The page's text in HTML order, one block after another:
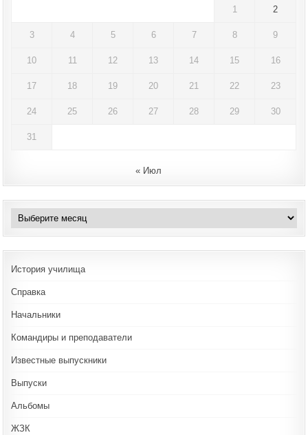
1 2
3 4 5 6 7 8 9
10 11 12 13 14 15 16
17 18 19 20 21 22 23
24 25 26 27 28 29 30
31
« Июл
Архивы
История училища
Справка
Начальники
Командиры и преподаватели
Известные выпускники
Выпуски
Альбомы
ЖЗК